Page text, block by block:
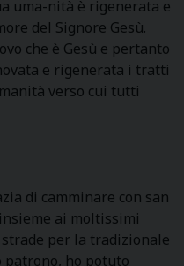
uma-nità è rigenerata e
del Signore Gesù.
che è Gesù e pertanto
e rigenerata i tratti
verso cui tutti
di camminare con san
ai moltissimi
per la tradizionale
patrono, ho potuto